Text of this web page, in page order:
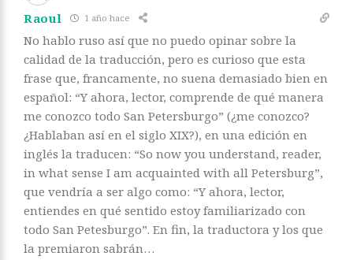
Raoul 1 año hace
No hablo ruso así que no puedo opinar sobre la
calidad de la traducción, pero es curioso que esta
frase que, francamente, no suena demasiado bien en
español: “Y ahora, lector, comprende de qué manera
me conozco todo San Petersburgo” (¿me conozco?
¿Hablaban así en el siglo XIX?), en una edición en
inglés la traducen: “So now you understand, reader,
in what sense I am acquainted with all Petersburg”,
que vendría a ser algo como: “Y ahora, lector,
entiendes en qué sentido estoy familiarizado con
todo San Petesburgo”. En fin, la traductora y los que
la premiaron sabrán…